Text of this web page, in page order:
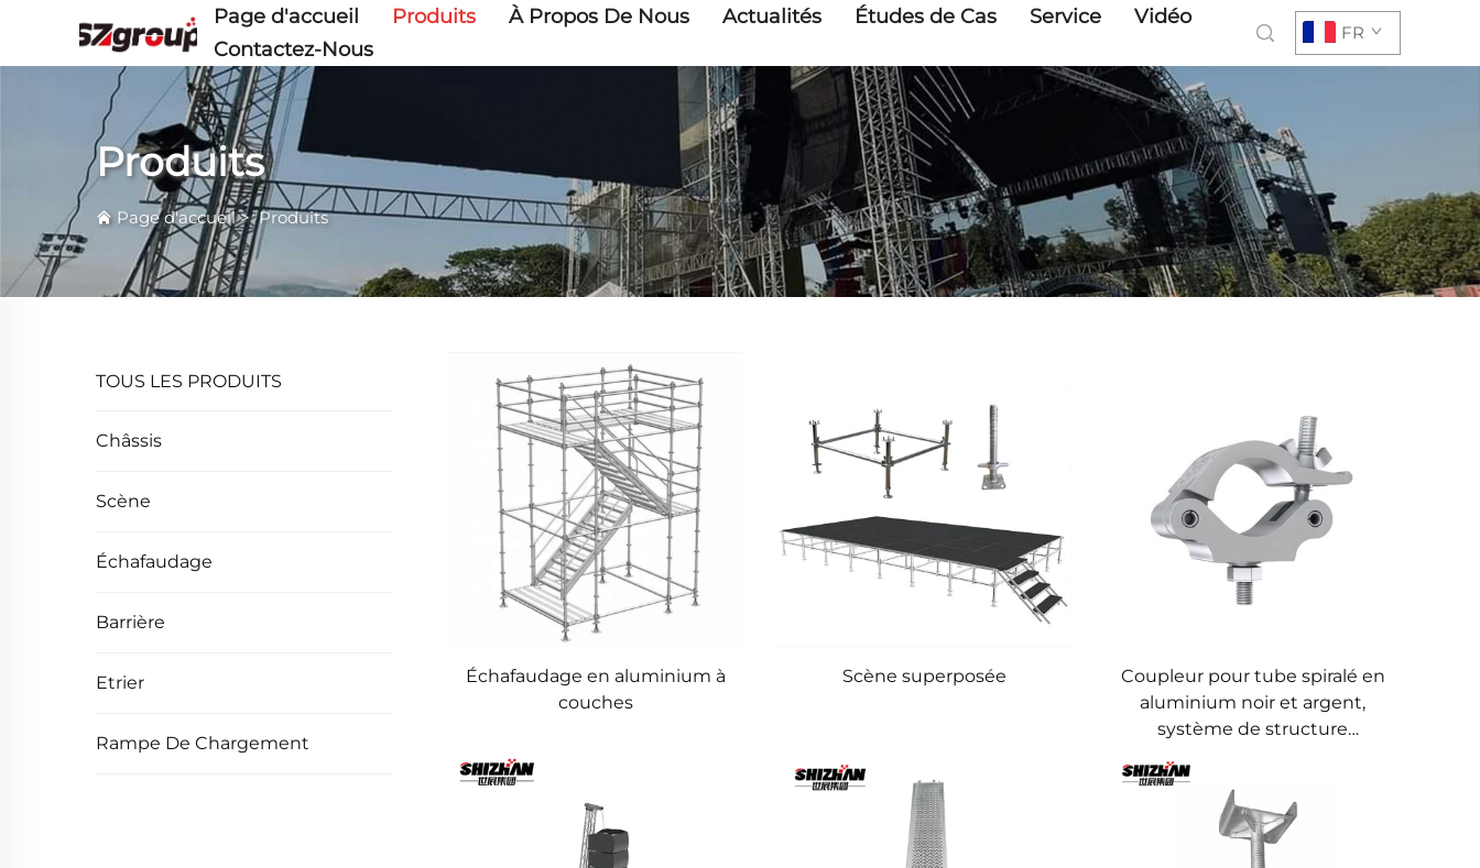
Page d'accueil Produits À Propos De Nous Actualités Études de Cas Service
Vidéo
Contactez-Nous
FR
Produits
Page d'accueil>Produits
TOUS LES PRODUITS
Châssis
Scène
Échafaudage
Barrière
Etrier
Rampe De Chargement
Échafaudage en aluminium à
couches
Scène superposée
Coupleur pour tube spiralé en
aluminium noir et argent,
système de structure